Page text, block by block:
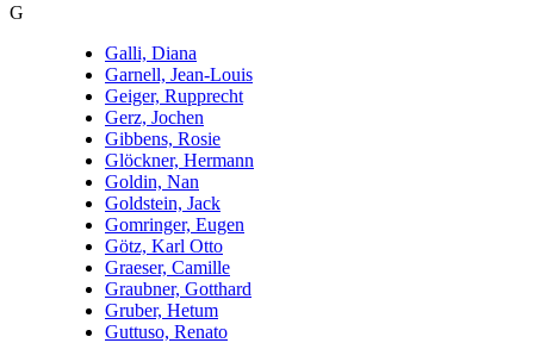
G
Galli, Diana
Garnell, Jean-Louis
Geiger, Rupprecht
Gerz, Jochen
Gibbens, Rosie
Glöckner, Hermann
Goldin, Nan
Goldstein, Jack
Gomringer, Eugen
Götz, Karl Otto
Graeser, Camille
Graubner, Gotthard
Gruber, Hetum
Guttuso, Renato